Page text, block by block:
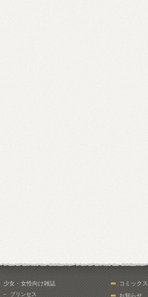
少女・女性向け雑誌
プリンセス
コミックス
お知らせ